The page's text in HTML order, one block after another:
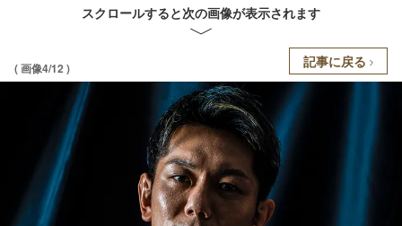
スクロールすると次の画像が表示されます
( 画像4/12 ) 記事に戻る